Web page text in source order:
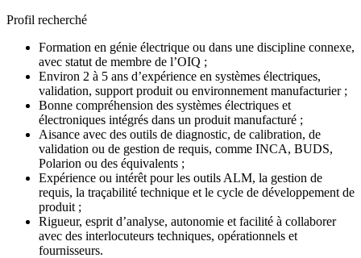
Profil recherché
Formation en génie électrique ou dans une discipline connexe,
avec statut de membre de l’OIQ ;
Environ 2 à 5 ans d’expérience en systèmes électriques,
validation, support produit ou environnement manufacturier ;
Bonne compréhension des systèmes électriques et
électroniques intégrés dans un produit manufacturé ;
Aisance avec des outils de diagnostic, de calibration, de
validation ou de gestion de requis, comme INCA, BUDS,
Polarion ou des équivalents ;
Expérience ou intérêt pour les outils ALM, la gestion de
requis, la traçabilité technique et le cycle de développement de
produit ;
Rigueur, esprit d’analyse, autonomie et facilité à collaborer
avec des interlocuteurs techniques, opérationnels et
fournisseurs.